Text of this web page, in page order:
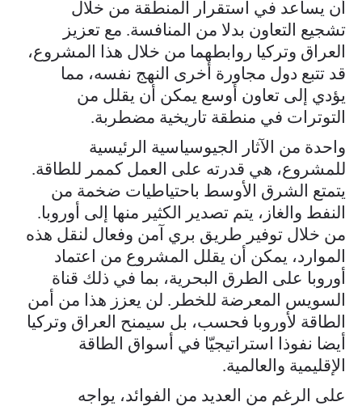
أن يساعد في استقرار المنطقة من خلال
تشجيع التعاون بدلا من المنافسة. مع تعزيز
العراق وتركيا روابطهما من خلال هذا المشروع،
قد تتبع دول مجاورة أخرى النهج نفسه، مما
يؤدي إلى تعاون أوسع يمكن أن يقلل من
التوترات في منطقة تاريخية مضطربة.
واحدة من الآثار الجيوسياسية الرئيسية
للمشروع، هي قدرته على العمل كممر للطاقة.
يتمتع الشرق الأوسط باحتياطيات ضخمة من
النفط والغاز، يتم تصدير الكثير منها إلى أوروبا.
من خلال توفير طريق بري آمن وفعال لنقل هذه
الموارد، يمكن أن يقلل المشروع من اعتماد
أوروبا على الطرق البحرية، بما في ذلك قناة
السويس المعرضة للخطر. لن يعزز هذا من أمن
الطاقة لأوروبا فحسب، بل سيمنح العراق وتركيا
أيضا نفوذا استراتيجيّا في أسواق الطاقة
الإقليمية والعالمية.
على الرغم من العديد من الفوائد، يواجه